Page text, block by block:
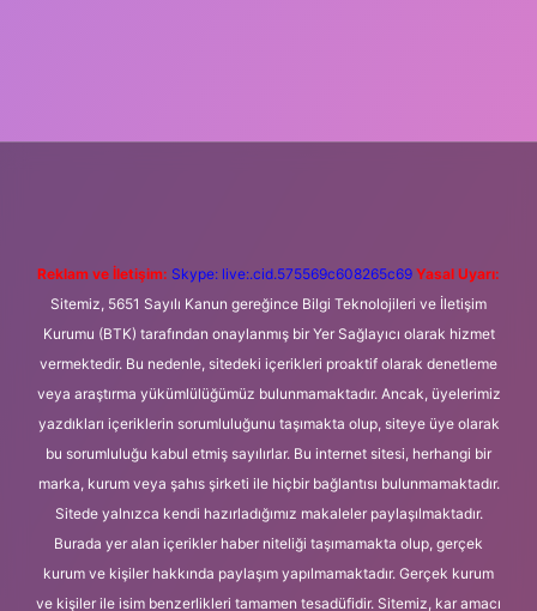
Reklam ve İletişim: Skype: live:.cid.575569c608265c69 Yasal Uyarı:
Sitemiz, 5651 Sayılı Kanun gereğince Bilgi Teknolojileri ve İletişim
Kurumu (BTK) tarafından onaylanmış bir Yer Sağlayıcı olarak hizmet
vermektedir. Bu nedenle, sitedeki içerikleri proaktif olarak denetleme
veya araştırma yükümlülüğümüz bulunmamaktadır. Ancak, üyelerimiz
yazdıkları içeriklerin sorumluluğunu taşımakta olup, siteye üye olarak
bu sorumluluğu kabul etmiş sayılırlar. Bu internet sitesi, herhangi bir
marka, kurum veya şahıs şirketi ile hiçbir bağlantısı bulunmamaktadır.
Sitede yalnızca kendi hazırladığımız makaleler paylaşılmaktadır.
Burada yer alan içerikler haber niteliği taşımamakta olup, gerçek
kurum ve kişiler hakkında paylaşım yapılmamaktadır. Gerçek kurum
ve kişiler ile isim benzerlikleri tamamen tesadüfidir. Sitemiz, kar amacı